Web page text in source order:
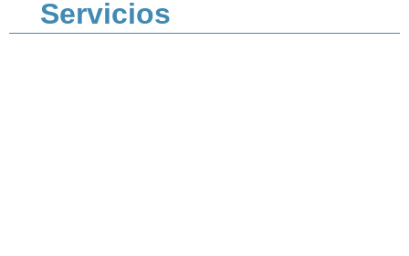
Servicios